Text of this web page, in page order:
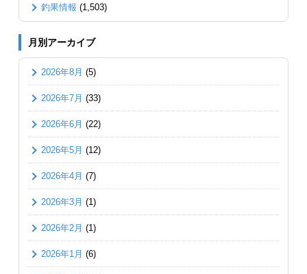
釣果情報 (1,503)
月別アーカイブ
2026年8月 (5)
2026年7月 (33)
2026年6月 (22)
2026年5月 (12)
2026年4月 (7)
2026年3月 (1)
2026年2月 (1)
2026年1月 (6)